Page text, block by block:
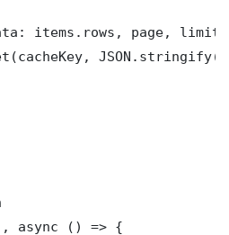
items.rows, page,
async () => {